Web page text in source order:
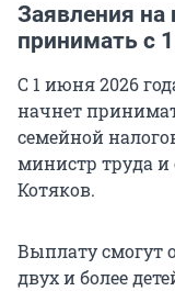
Заявления
принимать с
С 1 июня 2026
начнет
семейной
министр труда
Котяков.
Выплату смогут
двух и более